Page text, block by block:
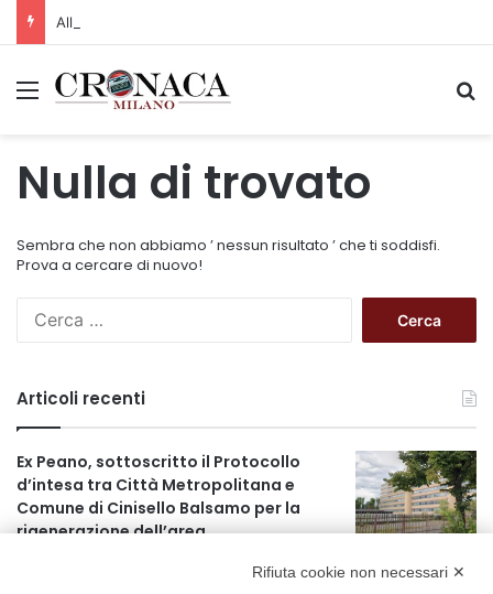
Allerta gialla per rischio temporali a partire dalle ore 18
Menu
Nulla di trovato
Sembra che non abbiamo ’ nessun risultato ’ che ti soddisfi.
Prova a cercare di nuovo!
c
a
p
e
r
Articoli recenti
Ex Peano, sottoscritto il Protocollo
d’intesa tra Città Metropolitana e
Comune di Cinisello Balsamo per la
rigenerazione dell’area
Rifiuta cookie non necessari ✕